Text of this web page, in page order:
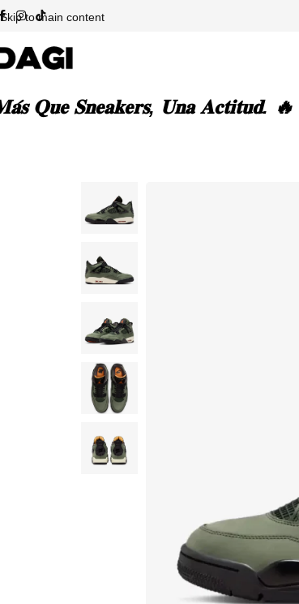
Skip to main content
𝐐𝐮𝐞 𝐒𝐧𝐞𝐚𝐤𝐞𝐫𝐬, 𝐔𝐧𝐚 𝐀𝐜𝐭𝐢𝐭𝐮𝐝. 🔥